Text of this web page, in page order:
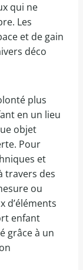
qui ne
Les
et de gain
déco
plus
en un lieu
objet
Pour
et
travers des
ou
d’éléments
enfant
grâce à un